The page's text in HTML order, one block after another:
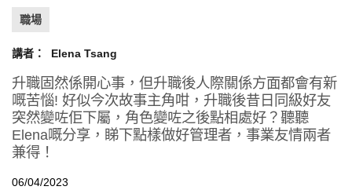
職場
講者： Elena Tsang
升職固然係開心事，但升職後人際關係方面都會有新
嘅苦惱! 好似今次故事主角咁，升職後昔日同級好友
突然變咗佢下屬，角色變咗之後點相處好？聽聽
Elena嘅分享，睇下點樣做好管理者，事業友情兩者
兼得！
06/04/2023